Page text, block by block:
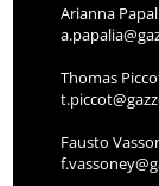
Arianna
Thomas
Fausto